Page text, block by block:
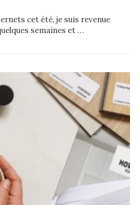
cet été, je suis revenue
semaines et …